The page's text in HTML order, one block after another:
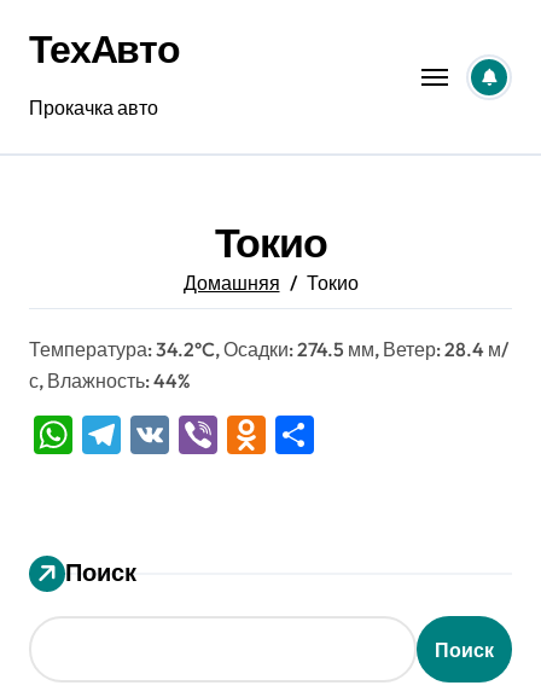
содержанию
ТехАвто
Прокачка авто
Токио
Домашняя Токио
Температура: 34.2°C, Осадки: 274.5 мм, Ветер: 28.4 м/
с, Влажность: 44%
WhatsApp
Telegram
VK ViberOdnoklassniki
Поиск
Поиск